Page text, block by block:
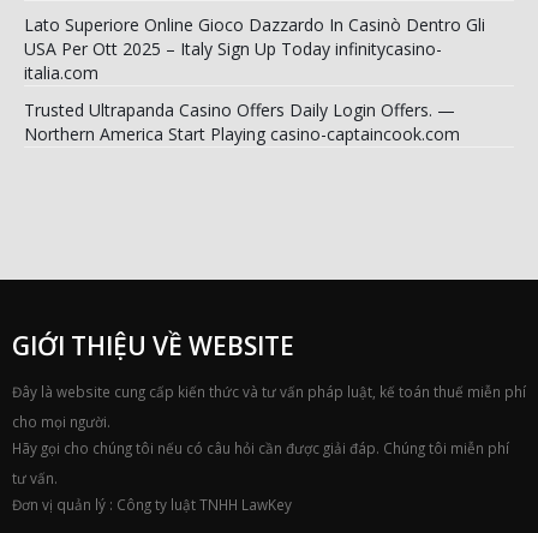
Lato Superiore Online Gioco Dazzardo In Casinò Dentro Gli
USA Per Ott 2025 – Italy Sign Up Today infinitycasino-
italia.com
Trusted Ultrapanda Casino Offers Daily Login Offers. —
Northern America Start Playing casino-captaincook.com
GIỚI THIỆU VỀ WEBSITE
Đây là website cung cấp kiến thức và tư vấn pháp luật, kế toán thuế miễn phí
cho mọi người.
Hãy gọi cho chúng tôi nếu có câu hỏi cần được giải đáp. Chúng tôi miễn phí
tư vấn.
Đơn vị quản lý : Công ty luật TNHH LawKey